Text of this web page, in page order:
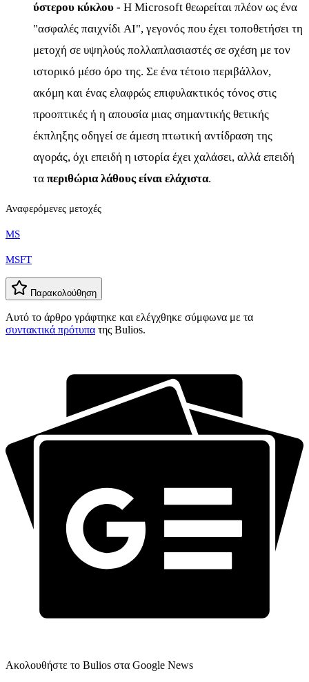
ύστερου κύκλου - Η Microsoft θεωρείται πλέον ως ένα
"ασφαλές παιχνίδι AI", γεγονός που έχει τοποθετήσει τη
μετοχή σε υψηλούς πολλαπλασιαστές σε σχέση με τον
ιστορικό μέσο όρο της. Σε ένα τέτοιο περιβάλλον,
ακόμη και ένας ελαφρώς επιφυλακτικός τόνος στις
προοπτικές ή η απουσία μιας σημαντικής θετικής
έκπληξης οδηγεί σε άμεση πτωτική αντίδραση της
αγοράς, όχι επειδή η ιστορία έχει χαλάσει, αλλά επειδή
τα περιθώρια λάθους είναι ελάχιστα.
Αναφερόμενες μετοχές
MS
MSFT
Παρακολούθηση
Αυτό το άρθρο γράφτηκε και ελέγχθηκε σύμφωνα με τα
συντακτικά πρότυπα της Bulios.
Ακολουθήστε το Bulios στα Google News